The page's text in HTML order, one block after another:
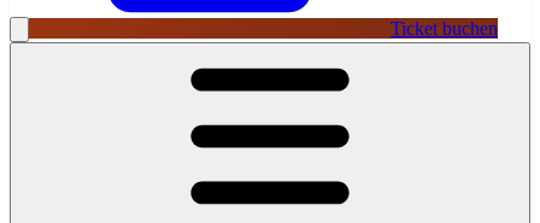
Ticket buchen